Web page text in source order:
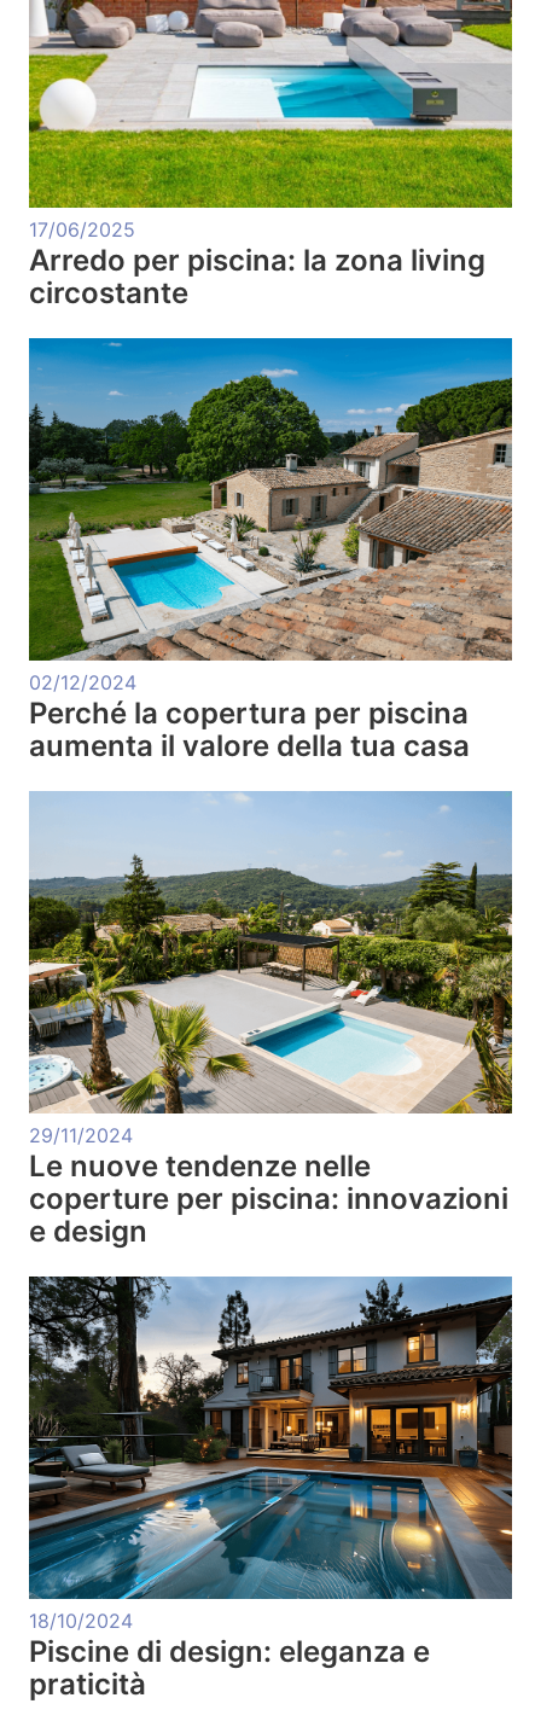
17/06/2025
Arredo per piscina: la zona living
circostante
02/12/2024
Perché la copertura per piscina
aumenta il valore della tua casa
29/11/2024
Le nuove tendenze nelle
coperture per piscina: innovazioni
e design
18/10/2024
Piscine di design: eleganza e
praticità